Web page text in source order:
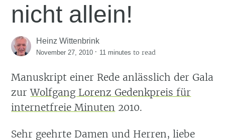
nicht allein!
Heinz Wittenbrink
November 27, 2010 · 11 minutes to read
Manuskript einer Rede anlässlich der Gala
zurWolfgang Lorenz Gedenkpreis für
internetfreie Minuten 2010.
Sehr geehrte Damen und Herren, liebe